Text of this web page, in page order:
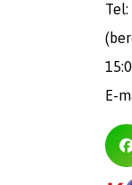
Tel:
E-